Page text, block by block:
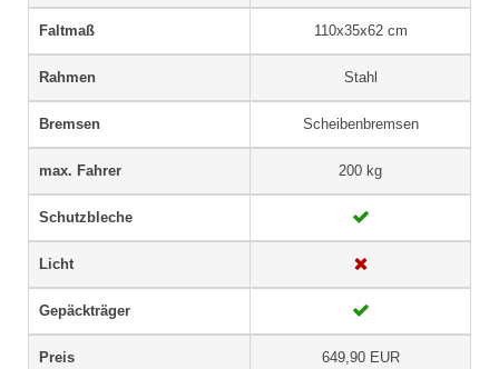
Faltmaß 110x35x62 cm
Rahmen Stahl
Bremsen Scheibenbremsen
max. Fahrer 200 kg
Schutzbleche
Licht
Gepäckträger
Preis 649,90 EUR